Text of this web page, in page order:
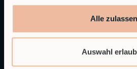
Alle zulassen
Auswahl